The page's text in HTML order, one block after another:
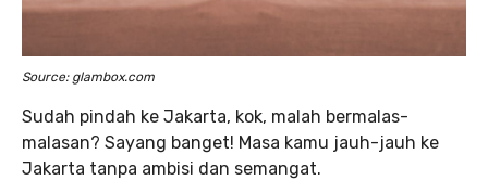
Source: glambox.com
Sudah pindah ke Jakarta, kok, malah bermalas-
malasan? Sayang banget! Masa kamu jauh-jauh ke
Jakarta tanpa ambisi dan semangat.